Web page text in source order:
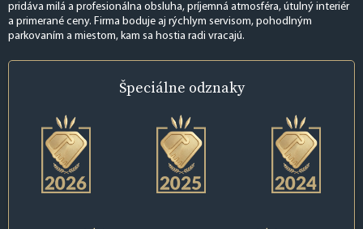
pridáva milá a profesionálna obsluha, príjemná atmosféra, útulný interiér
a primerané ceny. Firma boduje aj rýchlym servisom, pohodlným
parkovaním a miestom, kam sa hostia radi vracajú.
Špeciálne odznaky